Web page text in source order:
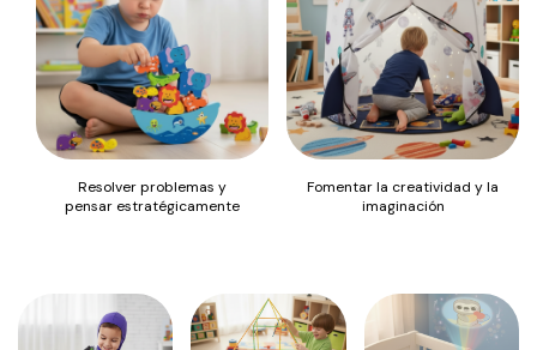
Resolver problemas y
pensar estratégicamente
Fomentar la creatividad y la
imaginación